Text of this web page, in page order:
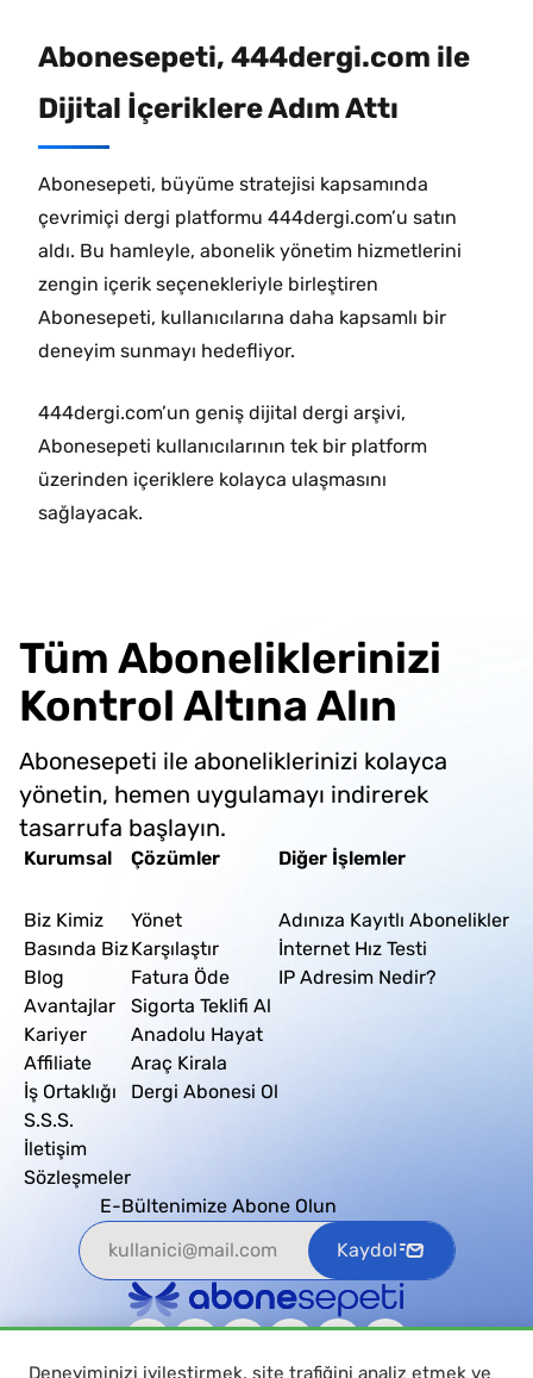
Abonesepeti, 444dergi.com ile
Dijital İçeriklere Adım Attı
Abonesepeti, büyüme stratejisi kapsamında
çevrimiçi dergi platformu 444dergi.com’u satın
aldı. Bu hamleyle, abonelik yönetim hizmetlerini
zengin içerik seçenekleriyle birleştiren
Abonesepeti, kullanıcılarına daha kapsamlı bir
deneyim sunmayı hedefliyor.
444dergi.com’un geniş dijital dergi arşivi,
Abonesepeti kullanıcılarının tek bir platform
üzerinden içeriklere kolayca ulaşmasını
sağlayacak.
Tüm Aboneliklerinizi
Kontrol Altına Alın
Abonesepeti ile aboneliklerinizi kolayca
yönetin, hemen uygulamayı indirerek
tasarrufa başlayın.
Kurumsal
Biz Kimiz
Basında Biz
Blog
Avantajlar
Kariyer
Affiliate
İş Ortaklığı
S.S.S.
İletişim
Sözleşmeler
Çözümler
Yönet
Karşılaştır
Fatura Öde
Sigorta Teklifi Al
Anadolu Hayat
Araç Kirala
Dergi Abonesi Ol
Diğer İşlemler
Adınıza Kayıtlı Abonelikler
İnternet Hız Testi
IP Adresim Nedir?
E-Bültenimize Abone Olun
Kaydol
Deneyiminizi iyileştirmek, site trafiğini analiz etmek ve